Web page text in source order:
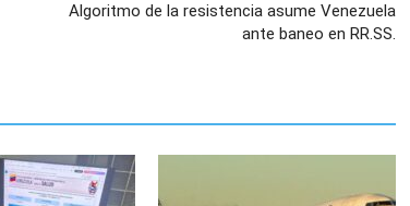
Algoritmo de la resistencia asume Venezuela
ante baneo en RR.SS.